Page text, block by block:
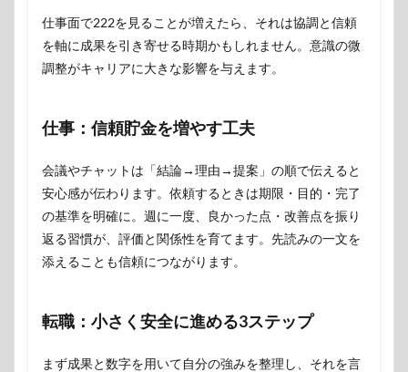
仕事面で222を見ることが増えたら、それは協調と信頼
を軸に成果を引き寄せる時期かもしれません。意識の微
調整がキャリアに大きな影響を与えます。
仕事：信頼貯金を増やす工夫
会議やチャットは「結論→理由→提案」の順で伝えると
安心感が伝わります。依頼するときは期限・目的・完了
の基準を明確に。週に一度、良かった点・改善点を振り
返る習慣が、評価と関係性を育てます。先読みの一文を
添えることも信頼につながります。
転職：小さく安全に進める3ステップ
まず成果と数字を用いて自分の強みを整理し、それを言